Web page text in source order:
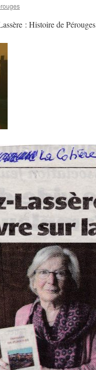
: Histoire de Pérouges